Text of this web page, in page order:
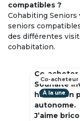
compatibles ?
Cohabiting Seniors
seniors
des différentes
cohabitation.
Co-acheter
Souhaite
habitation
autonome.
J’aime
À la une
Co-acheteur